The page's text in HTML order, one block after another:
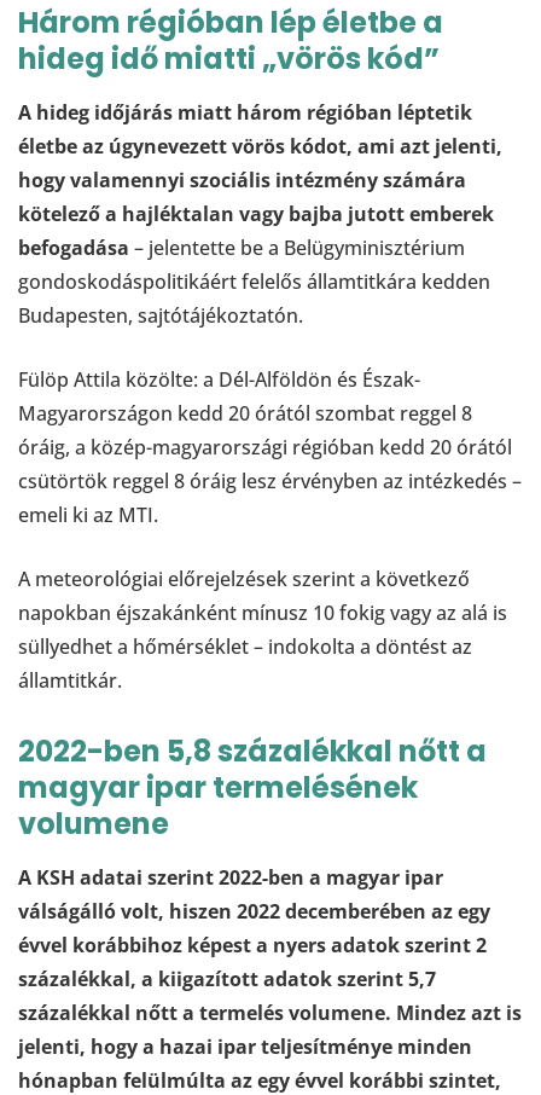
Három régióban lép életbe a
hideg idő miatti „vörös kód”
A hideg időjárás miatt három régióban léptetik
életbe az úgynevezett vörös kódot, ami azt jelenti,
hogy valamennyi szociális intézmény számára
kötelező a hajléktalan vagy bajba jutott emberek
befogadása – jelentette be a Belügyminisztérium
gondoskodáspolitikáért felelős államtitkára kedden
Budapesten, sajtótájékoztatón.
Fülöp Attila közölte: a Dél-Alföldön és Észak-
Magyarországon kedd 20 órától szombat reggel 8
óráig, a közép-magyarországi régióban kedd 20 órától
csütörtök reggel 8 óráig lesz érvényben az intézkedés –
emeli ki az MTI.
A meteorológiai előrejelzések szerint a következő
napokban éjszakánként mínusz 10 fokig vagy az alá is
süllyedhet a hőmérséklet – indokolta a döntést az
államtitkár.
2022-ben 5,8 százalékkal nőtt a
magyar ipar termelésének
volumene
A KSH adatai szerint 2022-ben a magyar ipar
válságálló volt, hiszen 2022 decemberében az egy
évvel korábbihoz képest a nyers adatok szerint 2
százalékkal, a kiigazított adatok szerint 5,7
százalékkal nőtt a termelés volumene. Mindez azt is
jelenti, hogy a hazai ipar teljesítménye minden
hónapban felülmúlta az egy évvel korábbi szintet,